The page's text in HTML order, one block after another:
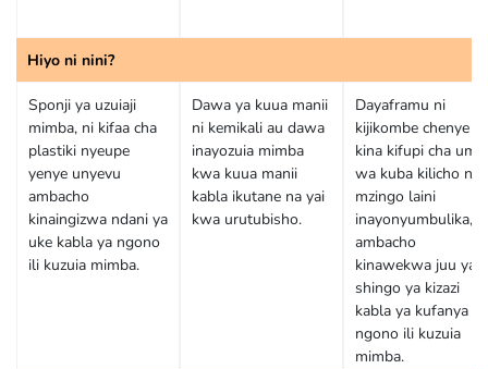
Hiyo ni nini?
Sponji ya uzuiaji
mimba, ni kifaa cha
plastiki nyeupe
yenye unyevu
ambacho
kinaingizwa ndani ya
uke kabla ya ngono
ili kuzuia mimba.
Dawa ya kuua manii
ni kemikali au dawa
inayozuia mimba
kwa kuua manii
kabla ikutane na yai
kwa urutubisho.
Dayaframu ni
kijikombe chenye
kina kifupi cha
wa kuba kilicho na
mzingo laini
inayonyumbulika,
ambacho
kinawekwa juu ya
shingo ya kizazi
kabla ya kufanya
ngono ili kuzuia
mimba.